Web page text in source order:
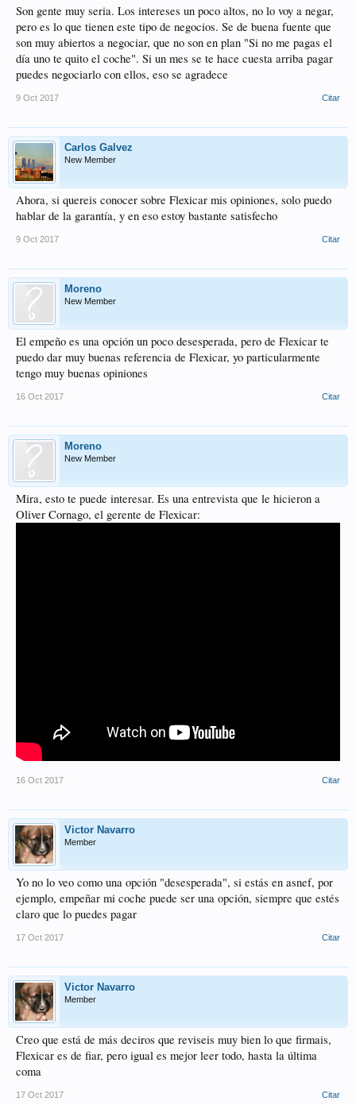
Son gente muy seria. Los intereses un poco altos, no lo voy a negar,
pero es lo que tienen este tipo de negocios. Se de buena fuente que
son muy abiertos a negociar, que no son en plan "Si no me pagas el
día uno te quito el coche". Si un mes se te hace cuesta arriba pagar
puedes negociarlo con ellos, eso se agradece
9 Oct 2017 Citar
Carlos Galvez
New Member
Ahora, si quereis conocer sobre Flexicar mis opiniones, solo puedo
hablar de la garantía, y en eso estoy bastante satisfecho
9 Oct 2017 Citar
Moreno
New Member
El empeño es una opción un poco desesperada, pero de Flexicar te
puedo dar muy buenas referencia de Flexicar, yo particularmente
tengo muy buenas opiniones
16 Oct 2017 Citar
Moreno
New Member
Mira, esto te puede interesar. Es una entrevista que le hicieron a
Oliver Cornago, el gerente de Flexicar:
16 Oct 2017 Citar
Victor Navarro
Member
Yo no lo veo como una opción "desesperada", si estás en asnef, por
ejemplo, empeñar mi coche puede ser una opción, siempre que estés
claro que lo puedes pagar
17 Oct 2017 Citar
Victor Navarro
Member
Creo que está de más deciros que reviseis muy bien lo que firmais,
Flexicar es de fiar, pero igual es mejor leer todo, hasta la última
coma
17 Oct 2017 Citar